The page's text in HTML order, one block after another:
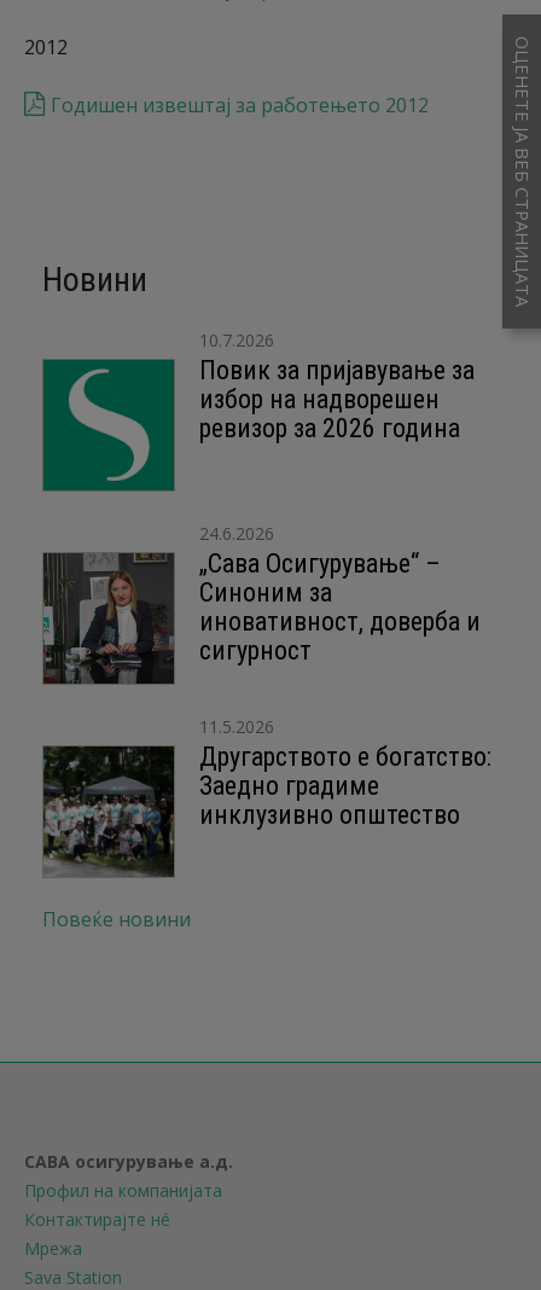
2012
Годишен извештај за работењето 2012
Новини
10.7.2026
Повик за пријавување за
избор на надворешен
ревизор за 2026 година
24.6.2026
„Сава Осигурување“ –
Синоним за
иновативност, доверба и
сигурност
11.5.2026
Другарството е богатство:
Заедно градиме
инклузивно општество
Повеќе новини
САВА осигурување а.д.
Профил на компанијата
Контактирајте нé
Мрежа
Sava Station
ОЦЕНЕТЕ ЈА ВЕБ СТРАНИЦАТА